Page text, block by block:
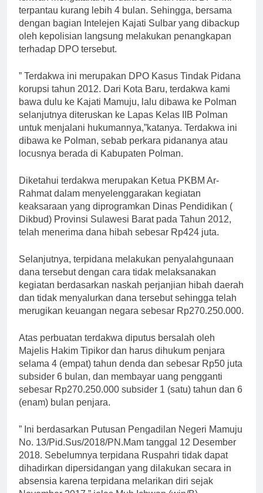
terpantau kurang lebih 4 bulan. Sehingga, bersama
dengan bagian Intelejen Kajati Sulbar yang dibackup
oleh kepolisian langsung melakukan penangkapan
terhadap DPO tersebut.
” Terdakwa ini merupakan DPO Kasus Tindak Pidana
korupsi tahun 2012. Dari Kota Baru, terdakwa kami
bawa dulu ke Kajati Mamuju, lalu dibawa ke Polman
selanjutnya diteruskan ke Lapas Kelas IIB Polman
untuk menjalani hukumannya,”katanya. Terdakwa ini
dibawa ke Polman, sebab perkara pidananya atau
locusnya berada di Kabupaten Polman.
Diketahui terdakwa merupakan Ketua PKBM Ar-
Rahmat dalam menyelenggarakan kegiatan
keaksaraan yang diprogramkan Dinas Pendidikan (
Dikbud) Provinsi Sulawesi Barat pada Tahun 2012,
telah menerima dana hibah sebesar Rp424 juta.
Selanjutnya, terpidana melakukan penyalahgunaan
dana tersebut dengan cara tidak melaksanakan
kegiatan berdasarkan naskah perjanjian hibah daerah
dan tidak menyalurkan dana tersebut sehingga telah
merugikan keuangan negara sebesar Rp270.250.000.
Atas perbuatan terdakwa diputus bersalah oleh
Majelis Hakim Tipikor dan harus dihukum penjara
selama 4 (empat) tahun denda dan sebesar Rp50 juta
subsider 6 bulan, dan membayar uang pengganti
sebesar Rp270.250.000 subsider 1 (satu) tahun dan 6
(enam) bulan penjara.
” Ini berdasarkan Putusan Pengadilan Negeri Mamuju
No. 13/Pid.Sus/2018/PN.Mam tanggal 12 Desember
2018. Sebelumnya terpidana Ruspahri tidak dapat
dihadirkan dipersidangan yang dilakukan secara in
absensia karena terpidana melarikan diri sejak